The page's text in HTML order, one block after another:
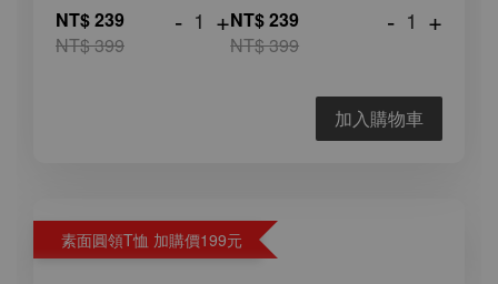
NT$ 239
NT$ 399
- +NT$ 239
NT$ 399
- +
加入購物車
素面圓領T恤 加購價199元